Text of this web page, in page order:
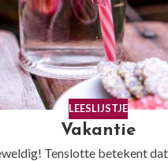
LEESLIJSTJE
Vakantie
Tenslotte betekent